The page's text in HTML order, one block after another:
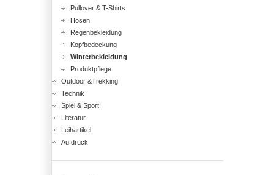
Pullover & T-Shirts
Hosen
Regenbekleidung
Kopfbedeckung
Winterbekleidung
Produktpflege
Outdoor &Trekking
Technik
Spiel & Sport
Literatur
Leihartikel
Aufdruck